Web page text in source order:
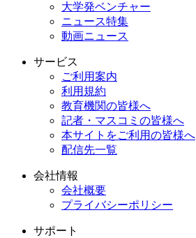
大学発ベンチャー
ニュース特集
動画ニュース
サービス
ご利用案内
利用規約
教育機関の皆様へ
記者・マスコミの皆様へ
本サイトをご利用の皆様へ
配信先一覧
会社情報
会社概要
プライバシーポリシー
サポート